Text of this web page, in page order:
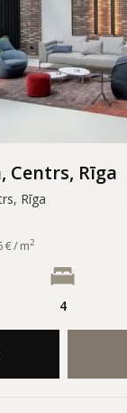
Centrs, Rīga
Rīga
€ / m2
4